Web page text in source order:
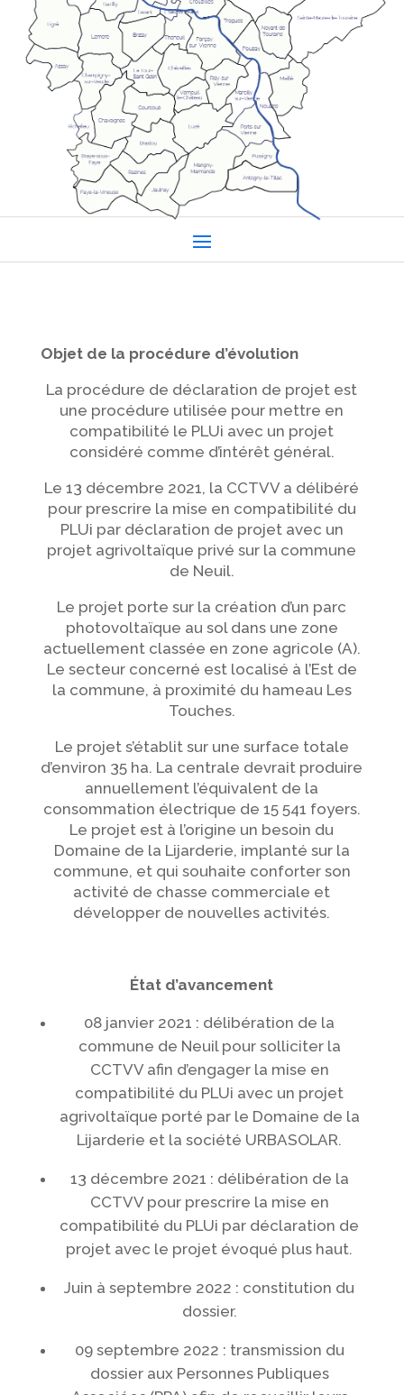
Objet de la procédure d’évolution
La procédure de déclaration de projet est
une procédure utilisée pour mettre en
compatibilité le PLUi avec un projet
considéré comme d’intérêt général.
Le 13 décembre 2021, la CCTVV a délibéré
pour prescrire la mise en compatibilité du
PLUi par déclaration de projet avec un
projet agrivoltaïque privé sur la commune
de Neuil.
Le projet porte sur la création d’un parc
photovoltaïque au sol dans une zone
actuellement classée en zone agricole (A).
Le secteur concerné est localisé à l’Est de
la commune, à proximité du hameau Les
Touches.
Le projet s’établit sur une surface totale
d’environ 35 ha. La centrale devrait produire
annuellement l’équivalent de la
consommation électrique de 15 541 foyers.
Le projet est à l’origine un besoin du
Domaine de la Lijarderie, implanté sur la
commune, et qui souhaite conforter son
activité de chasse commerciale et
développer de nouvelles activités.
État d’avancement
08 janvier 2021 : délibération de la
commune de Neuil pour solliciter la
CCTVV afin d’engager la mise en
compatibilité du PLUi avec un projet
agrivoltaïque porté par le Domaine de la
Lijarderie et la société URBASOLAR.
13 décembre 2021 : délibération de la
CCTVV pour prescrire la mise en
compatibilité du PLUi par déclaration de
projet avec le projet évoqué plus haut.
Juin à septembre 2022 : constitution du
dossier.
09 septembre 2022 : transmission du
dossier aux Personnes Publiques